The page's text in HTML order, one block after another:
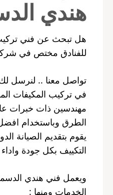
هندي
هل تبحث عن فني
للفنادق مختص في
تواصل معنا .. لنرسل
في تركيب المكيفات
مهندسين ذات خبرات
الطرق وباستخدام
يقوم بتقديم الصيانة
التكييف بكل جودة
ويعمل فني هندي
الخدمات ومنها :